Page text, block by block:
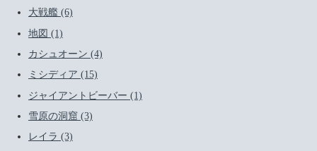
大戦艦 (6)
地図 (1)
カシュオーン (4)
ミシディア (15)
ジャイアントビーバー (1)
雪原の洞窟 (3)
レイラ (3)